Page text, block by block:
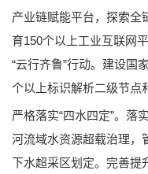
产业链赋能平台，探索全
育150个以上工业互联网
“云行齐鲁”行动。建设国
个以上标识解析二级节点
严格落实“四水四定”。落
河流域水资源超载治理，
下水超采区划定。完善提